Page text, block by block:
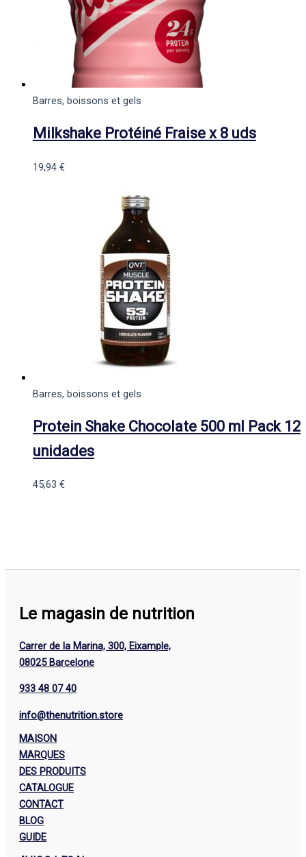
Barres, boissons et gels
Milkshake Protéiné Fraise x 8 uds
19,94 €
Barres, boissons et gels
Protein Shake Chocolate 500 ml Pack 12
unidades
45,63 €
Le magasin de nutrition
Carrer de la Marina, 300, Eixample,
08025 Barcelone
933 48 07 40
info@thenutrition.store
MAISON
MARQUES
DES PRODUITS
CATALOGUE
CONTACT
BLOG
GUIDE